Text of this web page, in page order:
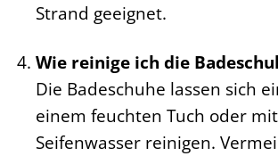
Strand geeignet.
Wie reinige ich die
Die Badeschuhe lassen sich
einem feuchten Tuch oder
Seifenwasser reinigen.